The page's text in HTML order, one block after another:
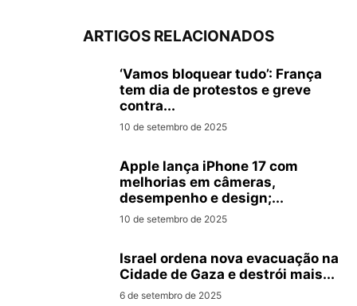
ARTIGOS RELACIONADOS
‘Vamos bloquear tudo’: França
tem dia de protestos e greve
contra...
10 de setembro de 2025
Apple lança iPhone 17 com
melhorias em câmeras,
desempenho e design;...
10 de setembro de 2025
Israel ordena nova evacuação na
Cidade de Gaza e destrói mais...
6 de setembro de 2025